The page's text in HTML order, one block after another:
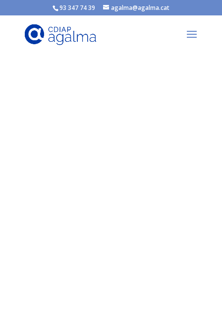
93 347 74 39 agalma@agalma.cat